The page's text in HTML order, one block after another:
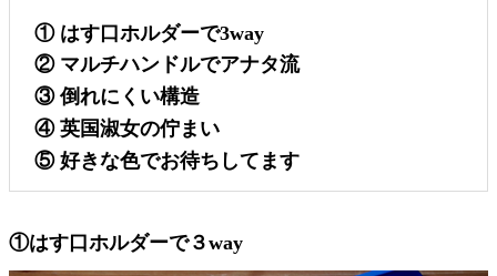
① はす口ホルダーで3way
② マルチハンドルでアナタ流
③倒れにくい構造
④英国淑女の佇まい
⑤好きな色でお待ちしてます
①はす口ホルダーで３way